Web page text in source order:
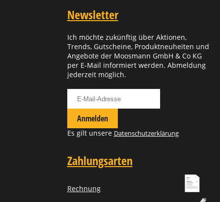
Newsletter
Ich möchte zukünftig über Aktionen,
Trends, Gutscheine, Produktneuheiten und
Angebote der Moosmann GmbH & Co KG
per E-Mail informiert werden. Abmeldung
jederzeit möglich.
Anmelden
Es gilt unsere Datenschutzerklärung
Zahlungsarten
Rechnung